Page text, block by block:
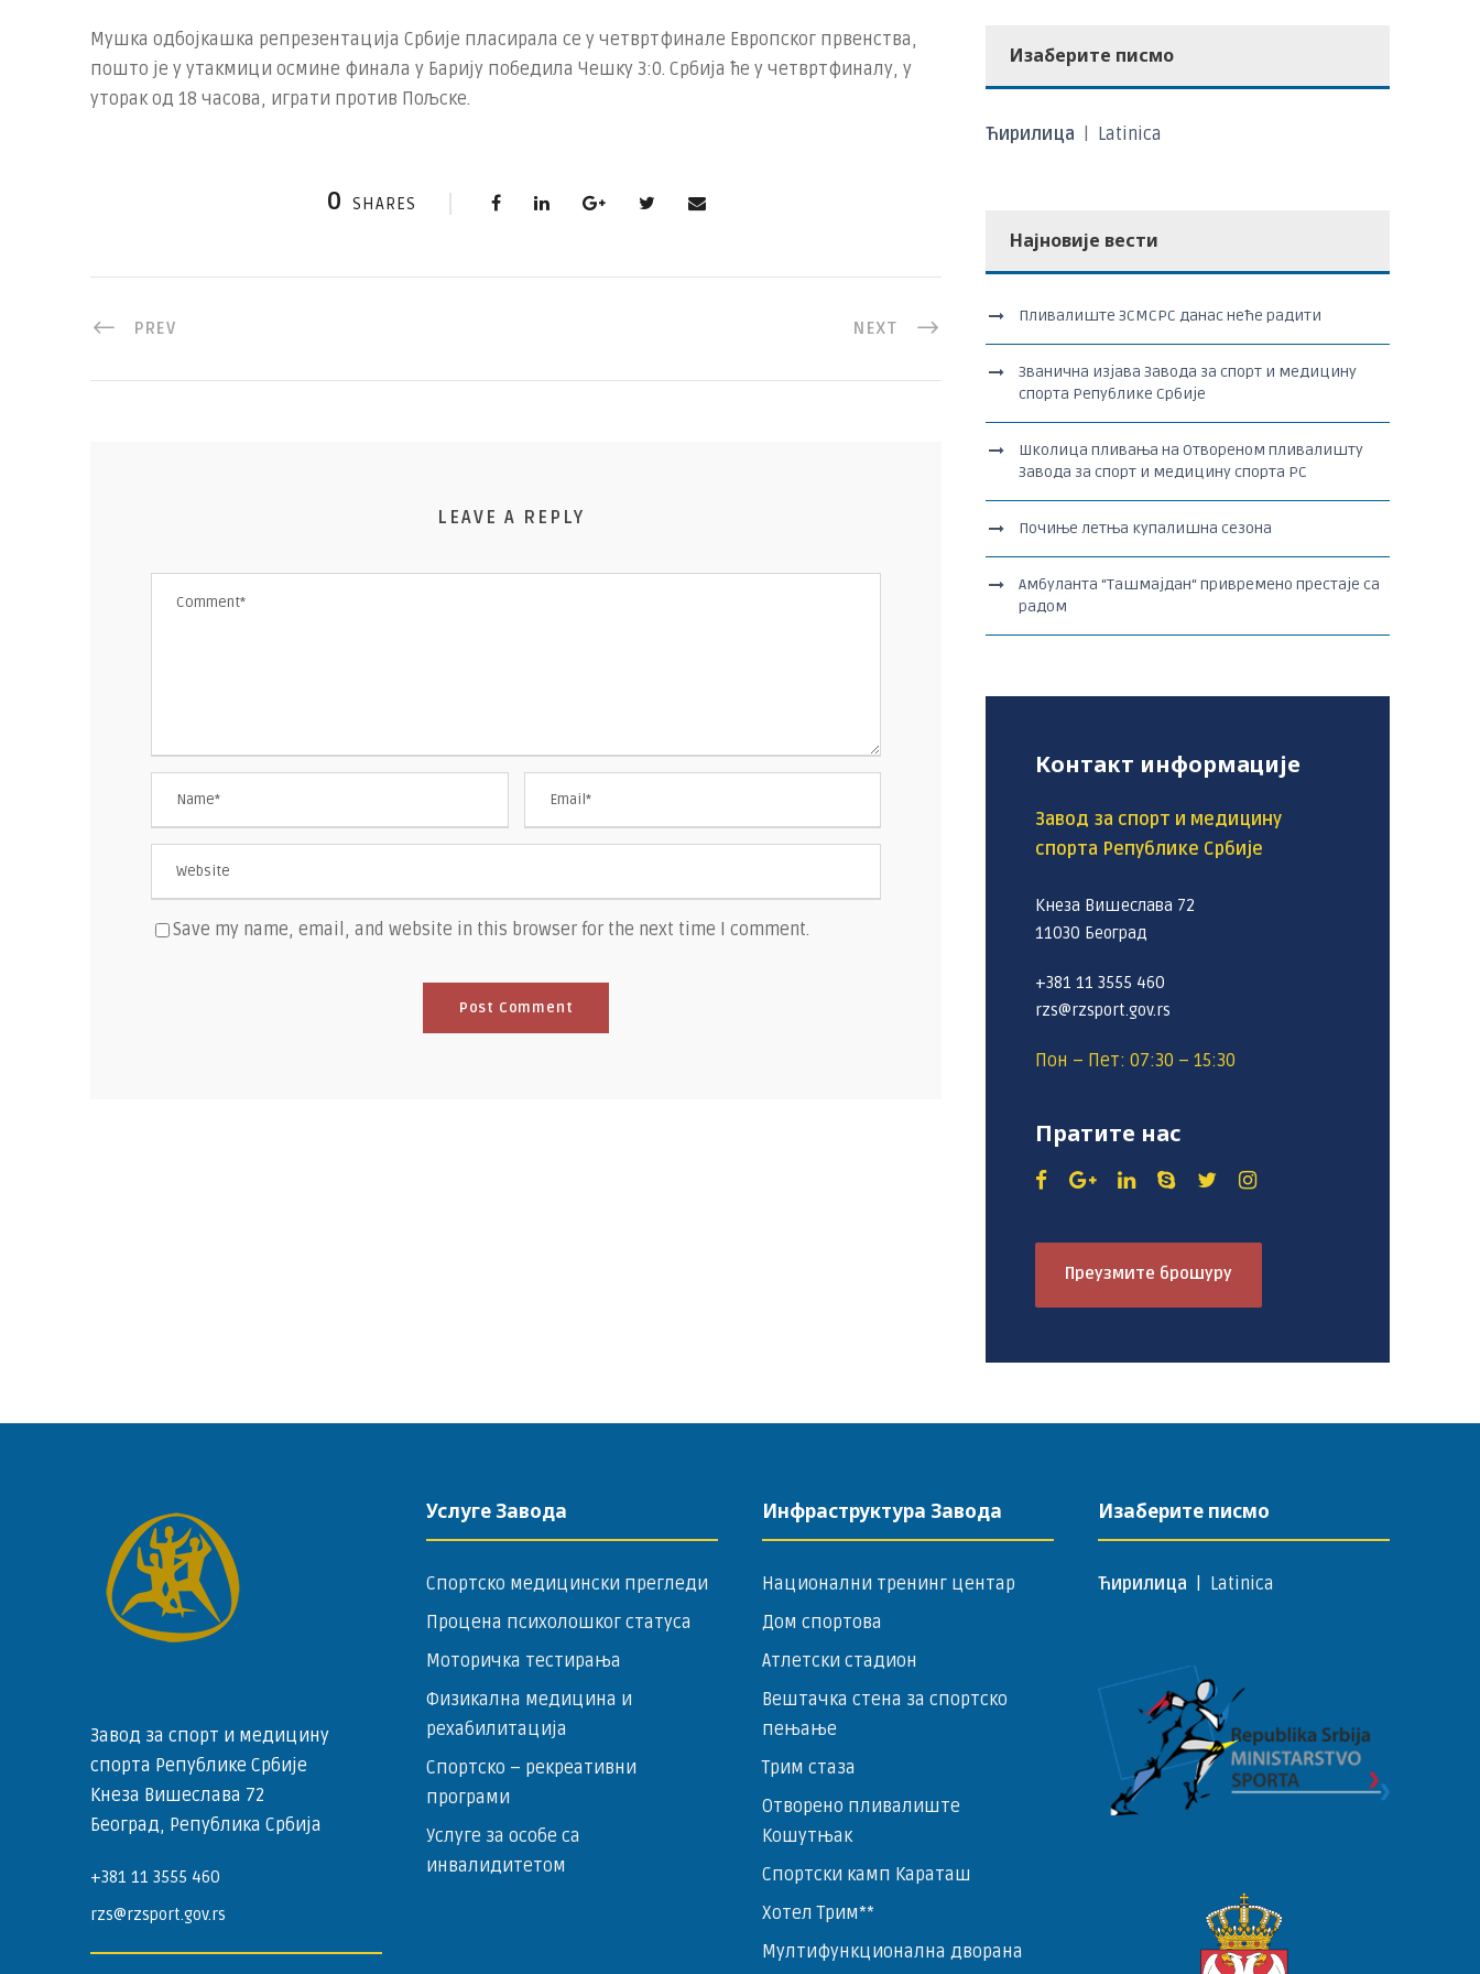
Мушка одбојкашка репрезентација Србије пласирала се у четвртфинале Европског првенства,
пошто је у утакмици осмине финала у Барију победила Чешку 3:0. Србија ће у четвртфиналу, у
уторак од 18 часова, играти против Пољскe.
0 SHARES
PREV NEXT
LEAVE A REPLY
Save my name, email, and website in this browser for the next time I comment.
Изаберите писмо
Ћирилица Latinica
Најновије вести
Пливалиште ЗСМСРС данас неће радити
Званична изјава Завода за спорт и медицину
спорта Републике Србије
Школица пливања на Отвореном пливалишту
Завода за спорт и медицину спорта РС
Почиње летња купалишна сезона
Амбуланта “Ташмајдан“ привремено престаје са
радом
Контакт информације
Завод за спорт и медицину
спорта Републике Србије
Кнеза Вишеслава 72
11030 Београд
+381 11 3555 460
rzs@rzsport.gov.rs
Пон – Пет: 07:30 – 15:30
Пратите нас
Преузмите брошуру
Завод за спорт и медицину
спорта Републике Србије
Кнеза Вишеслава 72
Београд, Република Србија
+381 11 3555 460
rzs@rzsport.gov.rs
Услуге Завода
Спортско медицински прегледи
Процена психолошког статуса
Моторичка тестирања
Физикална медицина и
рехабилитација
Спортско – ­рекреативни
програми
Услуге за особе са
инвалидитетом
Инфраструктура Завода
Национални тренинг центар
Дом спортова
Атлетски стадион
Вештачка стена за спортско
пењање
Трим стаза
Отворено пливалиште
Кошутњак
Спортски камп Караташ
Хотел Трим**
Мултифункционална дворана
Изаберите писмо
Ћирилица Latinica